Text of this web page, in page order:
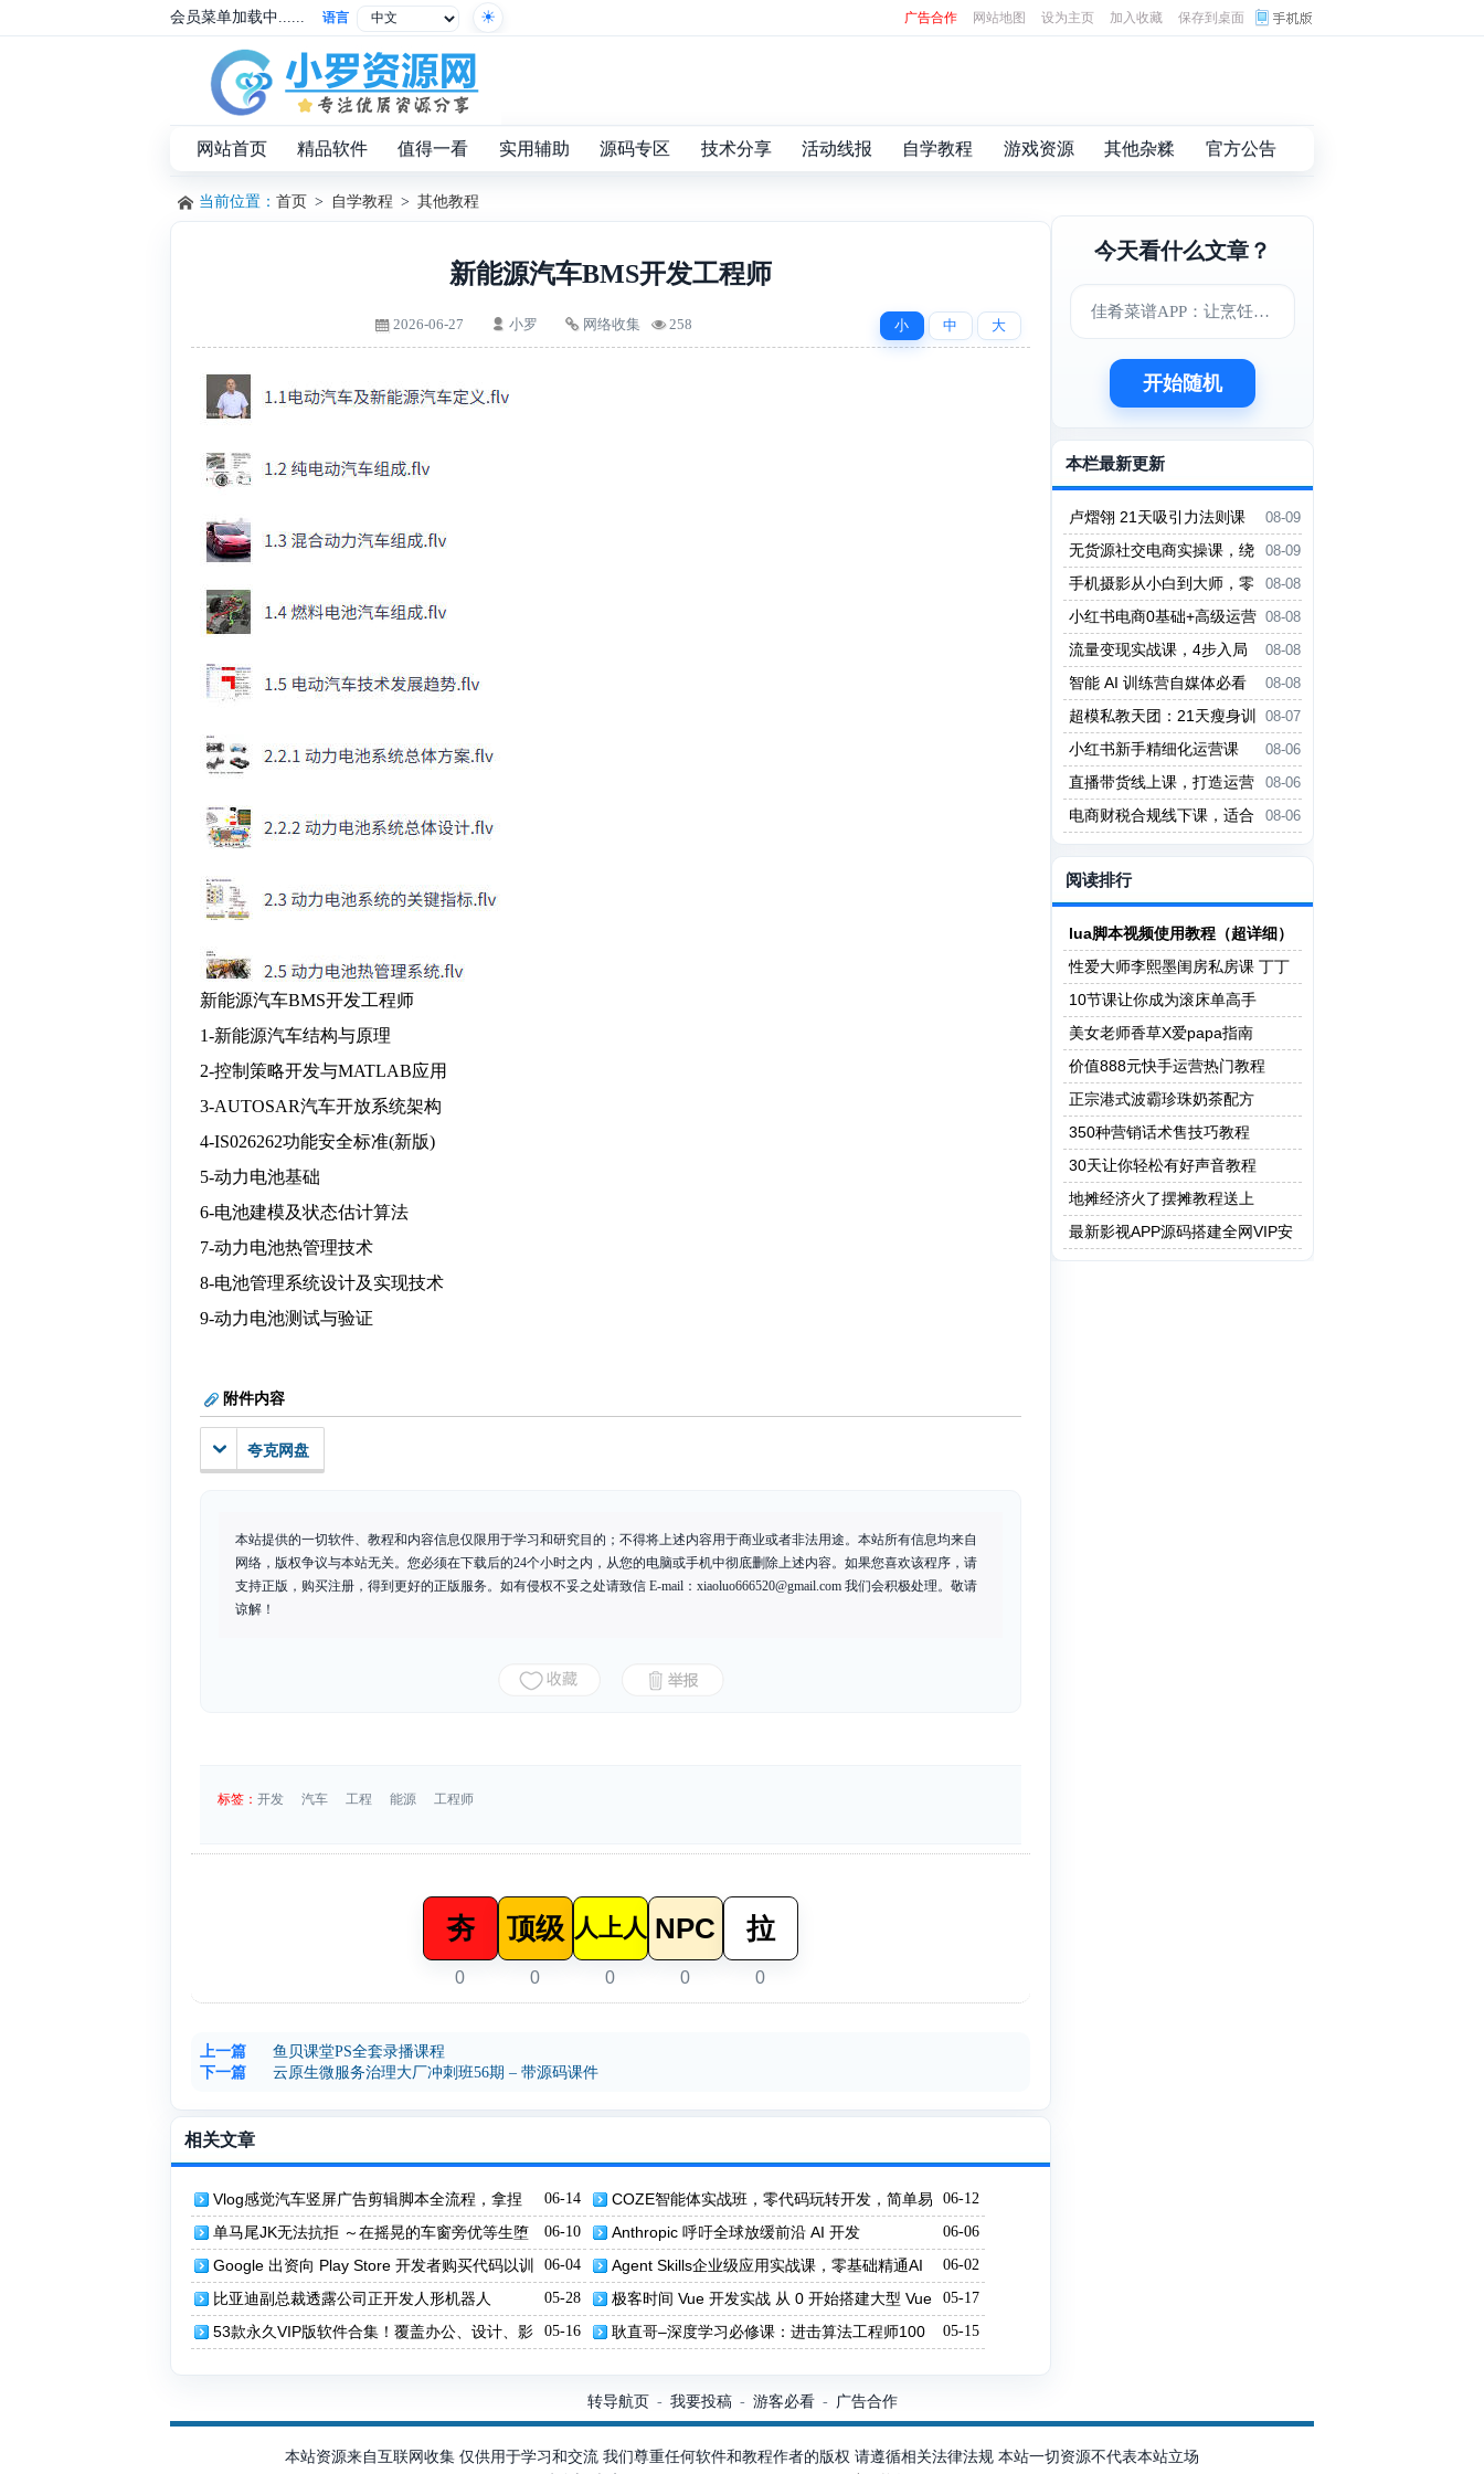
会员菜单加载中...... 语言 广告合作 网站地图 设为主页 加入收藏 保存到桌面
网站首页 精品软件 值得一看 实用辅助 源码专区 技术分享 活动线报 自学教程 游戏资源 其他杂糅 官方公告
当前位置： 首页 > 自学教程 > 其他教程
新能源汽车BMS开发工程师
小 中 大
2026-06-27 小罗 网络收集 258
新能源汽车BMS开发工程师
1-新能源汽车结构与原理
2-控制策略开发与MATLAB应用
3-AUTOSAR汽车开放系统架构
4-IS026262功能安全标准(新版)
5-动力电池基础
6-电池建模及状态估计算法
7-动力电池热管理技术
8-电池管理系统设计及实现技术
9-动力电池测试与验证
附件内容
夸克网盘
本站提供的一切软件、教程和内容信息仅限用于学习和研究目的；不得将上述内容用于商业或者非法用途。本站所有信息均来自
网络，版权争议与本站无关。您必须在下载后的24个小时之内，从您的电脑或手机中彻底删除上述内容。如果您喜欢该程序，请
支持正版，购买注册，得到更好的正版服务。如有侵权不妥之处请致信 E-mail： xiaoluo666520@gmail.com 我们会积极处理。敬请
谅解！
标签： 开发 汽车 工程 能源 工程师
夯
0
顶级
0
人上人
0
NPC
0
拉
0
上一篇
鱼贝课堂PS全套录播课程
下一篇
云原生微服务治理大厂冲刺班56期 – 带源码课件
相关文章
06-14
Vlog感觉汽车竖屏广告剪辑脚本全流程，拿捏
爆款Vlog质感
06-12
COZE智能体实战班，零代码玩转开发，简单易
上手
06-10
单马尾JK无法抗拒 ～在摇晃的车窗旁优等生堕
入快感，秘密的触碰开发
06-06
Anthropic 呼吁全球放缓前沿 AI 开发
06-04
Google 出资向 Play Store 开发者购买代码以训
练 AI
06-02
Agent Skills企业级应用实战课，零基础精通AI
智能体技能开发
05-28
比亚迪副总裁透露公司正开发人形机器人 05-17
极客时间 Vue 开发实战 从 0 开始搭建大型 Vue
项目
05-16
53款永久VIP版软件合集！覆盖办公、设计、影
05-15
耿直哥–深度学习必修课：进击算法工程师100
今天看什么文章？
佳肴菜谱APP：让烹饪变得更简单美味
开始随机
本栏最新更新
08-09
卢熠翎 21天吸引力法则课
程
08-09
无货源社交电商实操课，绕
开传统互联网电商模式，撒豆成
兵，实现跨平台交易
08-08
手机摄影从小白到大师，零
基础带你学习手机摄影，拍出朋友
圈点赞大片
08-08
小红书电商0基础+高级运营
课，新人小白必学方法，实操教学
+案例分析
08-08
流量变现实战课，4步入局
系统教学，实现时间价值10倍提
升
08-08
智能 AI 训练营自媒体必看
课程
08-07
超模私教天团：21天瘦身训
练营（完结）
08-06
小红书新手精细化运营课
程，每天抽空操作三小时，零基础
小白轻松上手
08-06
直播带货线上课，打造运营
型主播，起号、话术、运营，直播
带货全方案系统化学习
08-06
电商财税合规线下课，适合
老板+财务，教你规避涉税风险，
实现低成本合规经营
阅读排行
lua脚本视频使用教程（超详细）
性爱大师李熙墨闺房私房课 丁丁
保健操
10节课让你成为滚床单高手
美女老师香草X爱papa指南
价值888元快手运营热门教程
正宗港式波霸珍珠奶茶配方
350种营销话术售技巧教程
30天让你轻松有好声音教程
地摊经济火了摆摊教程送上
最新影视APP源码搭建全网VIP安
卓 Apicould非蓝鸟e4a 附成品app
转导航页 - 我要投稿- 游客必看- 广告合作
本站资源来自互联网收集 仅供用于学习和交流 我们尊重任何软件和教程作者的版权 请遵循相关法律法规 本站一切资源不代表本站立场